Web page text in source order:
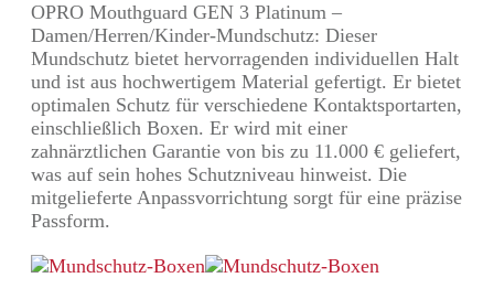
OPRO Mouthguard GEN 3 Platinum –
Damen/Herren/Kinder-Mundschutz: Dieser
Mundschutz bietet hervorragenden individuellen Halt
und ist aus hochwertigem Material gefertigt. Er bietet
optimalen Schutz für verschiedene Kontaktsportarten,
einschließlich Boxen. Er wird mit einer
zahnärztlichen Garantie von bis zu 11.000 € geliefert,
was auf sein hohes Schutzniveau hinweist. Die
mitgelieferte Anpassvorrichtung sorgt für eine präzise
Passform.